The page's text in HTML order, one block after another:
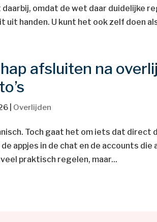
omdat de wet daar duidelijke
handen. U kunt het ook zelf doen
afsluiten na
Overlijden
Toch gaat het om iets dat direct
appjes in de chat en de accounts die
praktisch regelen, maar...